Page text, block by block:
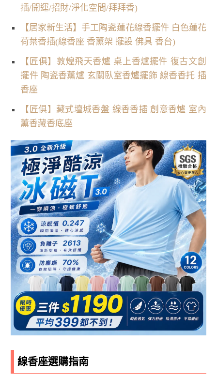
插/開運/招財/淨化空間/拜拜香)
【居家新生活】手工陶瓷蓮花線香擺件 白色蓮花
荷葉香插(線香座 香薰架 擺設 佛具 香台)
【匠俱】敦煌飛天香爐 桌上香爐擺件 復古文創
擺件 陶瓷香薰爐 玄關臥室香爐擺飾 線香香托 插
香座
【匠俱】藏式壇城香盤 線香香插 創意香爐 室內
薰香藏香底座
線香座選購指南